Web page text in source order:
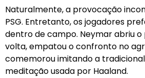
Naturalmente, a provocação
PSG. Entretanto, os jogadores
dentro de campo. Neymar abriu
volta, empatou o confronto no
comemorou imitando a
meditação usada por Haaland.